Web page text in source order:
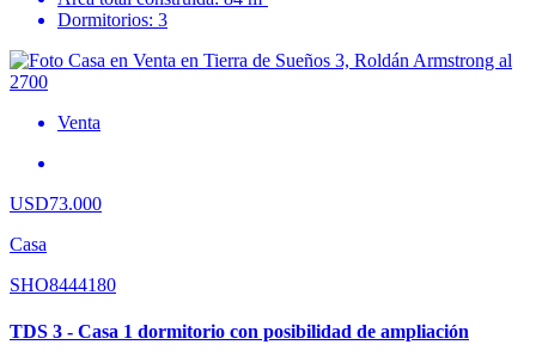
Dormitorios: 3
Venta
USD73.000
Casa
SHO8444180
TDS 3 - Casa 1 dormitorio con posibilidad de ampliación